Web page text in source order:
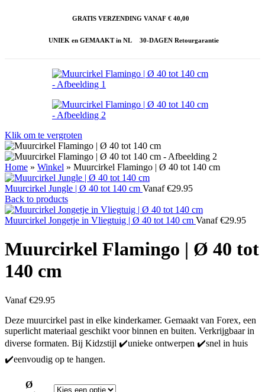
GRATIS VERZENDING VANAF € 40,00
UNIEK en GEMAAKT in NL 30-DAGEN Retourgarantie
Klik om te vergroten
Home » Winkel » Muurcirkel Flamingo | Ø 40 tot 140 cm
Muurcirkel Jungle | Ø 40 tot 140 cm Vanaf €29.95
Back to products
Muurcirkel Jongetje in Vliegtuig | Ø 40 tot 140 cm Vanaf €29.95
Muurcirkel Flamingo | Ø 40 tot
140 cm
Vanaf €29.95
Deze muurcirkel past in elke kinderkamer. Gemaakt van Forex, een
superlicht materiaal geschikt voor binnen en buiten. Verkrijgbaar in
diverse formaten. Bij Kidzstijl ✔️unieke ontwerpen ✔️snel in huis
✔️eenvoudig op te hangen.
Ø